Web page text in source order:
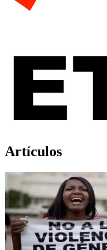
Artículos